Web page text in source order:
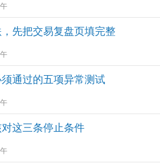
先把交易复盘页填完整
通过的五项异常测试
这三条停止条件